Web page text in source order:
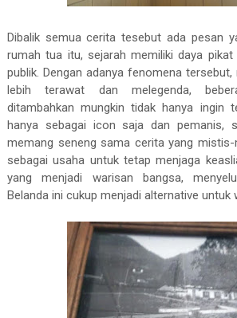
Dibalik semua cerita tesebut ada pesan
rumah tua itu, sejarah memiliki daya
publik. Dengan adanya fenomena
lebih terawat dan melegenda,
ditambahkan mungkin tidak hanya ingin
hanya sebagai icon saja dan pemanis,
memang seneng sama cerita yang
sebagai usaha untuk tetap menjaga
yang menjadi warisan bangsa,
Belanda ini cukup menjadi alternative untuk